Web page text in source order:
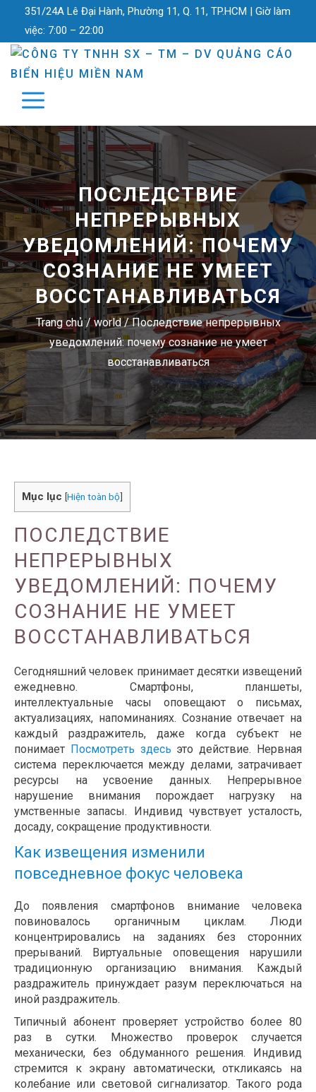
351/24A Lê Đại Hành, Phường 11, Q. 11, TP.HCM | Giờ làm
việc: 7:00 – 22:00
ПОСЛЕДСТВИЕ
НЕПРЕРЫВНЫХ
УВЕДОМЛЕНИЙ: ПОЧЕМУ
СОЗНАНИЕ НЕ УМЕЕТ
ВОССТАНАВЛИВАТЬСЯ
Trang chủ/world/Последствие непрерывных
уведомлений: почему сознание не умеет
восстанавливаться
Mục lục [Hiện toàn bộ]
ПОСЛЕДСТВИЕ
НЕПРЕРЫВНЫХ
УВЕДОМЛЕНИЙ: ПОЧЕМУ
СОЗНАНИЕ НЕ УМЕЕТ
ВОССТАНАВЛИВАТЬСЯ
Сегодняшний человек принимает десятки извещений
ежедневно. Смартфоны, планшеты,
интеллектуальные часы оповещают о письмах,
актуализациях, напоминаниях. Сознание отвечает на
каждый раздражитель, даже когда субъект не
понимает Посмотреть здесь это действие. Нервная
система переключается между делами, затрачивает
ресурсы на усвоение данных. Непрерывное
нарушение внимания порождает нагрузку на
умственные запасы. Индивид чувствует усталость,
досаду, сокращение продуктивности.
Как извещения изменили
повседневное фокус человека
До появления смартфонов внимание человека
повиновалось органичным циклам. Люди
концентрировались на заданиях без сторонних
прерываний. Виртуальные оповещения нарушили
традиционную организацию внимания. Каждый
раздражитель принуждает разум переключаться на
иной раздражитель.
Типичный абонент проверяет устройство более 80
раз в сутки. Множество проверок случается
механически, без обдуманного решения. Индивид
стремится к экрану автоматически, откликаясь на
колебание или световой сигнализатор. Такого рода